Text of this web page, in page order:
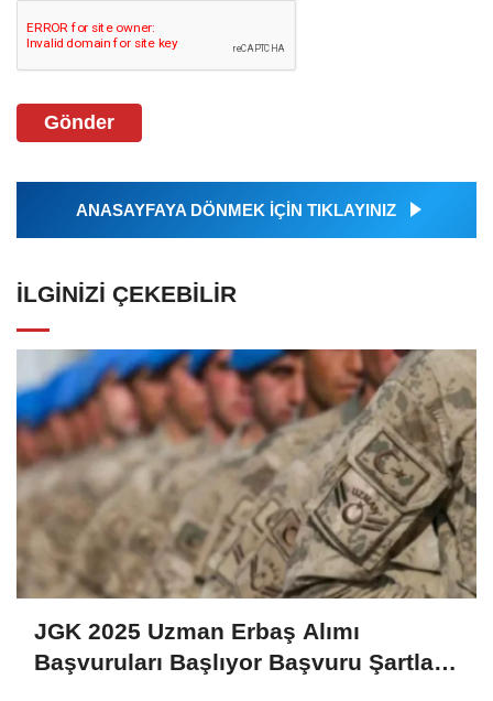
Gönder
ANASAYFAYA DÖNMEK İÇİN TIKLAYINIZ
İLGINIZI ÇEKEBILIR
JGK 2025 Uzman Erbaş Alımı
Başvuruları Başlıyor Başvuru Şartları